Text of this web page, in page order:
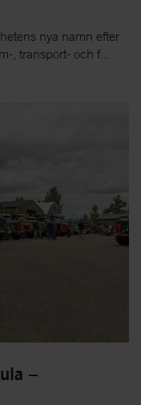
nya namn efter
, transport- och f...
–